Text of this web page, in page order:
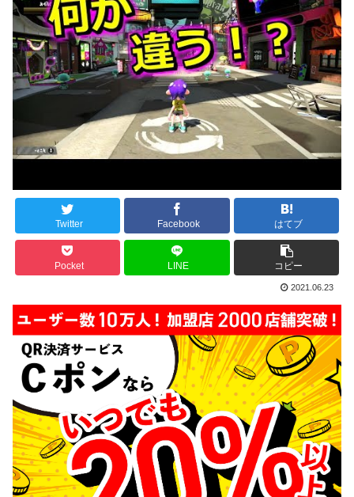
Twitter Facebook はてブ
Pocket LINE コピー
2021.06.23